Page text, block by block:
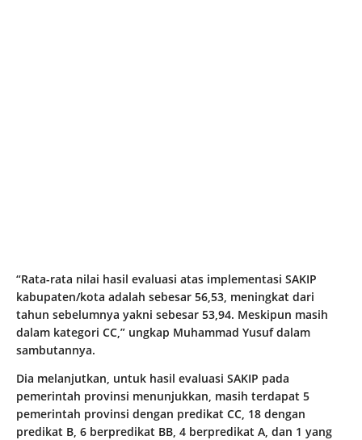
“Rata-rata nilai hasil evaluasi atas implementasi SAKIP
kabupaten/kota adalah sebesar 56,53, meningkat dari
tahun sebelumnya yakni sebesar 53,94. Meskipun masih
dalam kategori CC,” ungkap Muhammad Yusuf dalam
sambutannya.
Dia melanjutkan, untuk hasil evaluasi SAKIP pada
pemerintah provinsi menunjukkan, masih terdapat 5
pemerintah provinsi dengan predikat CC, 18 dengan
predikat B, 6 berpredikat BB, 4 berpredikat A, dan 1 yang